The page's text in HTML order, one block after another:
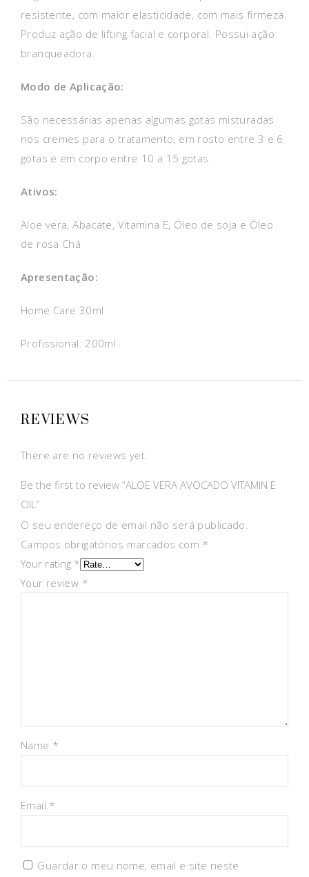
resistente, com maior elasticidade, com mais firmeza.
Produz ação de lifting facial e corporal. Possui ação
branqueadora.
Modo de Aplicação:
São necessárias apenas algumas gotas misturadas
nos cremes para o tratamento, em rosto entre 3 e 6
gotas e em corpo entre 10 a 15 gotas.
Ativos:
Aloe vera, Abacate, Vitamina E, Óleo de soja e Óleo
de rosa Chá
Apresentação:
Home Care 30ml
Profissional: 200ml
REVIEWS
There are no reviews yet.
Be the first to review “ALOE VERA AVOCADO VITAMIN E
OIL”
O seu endereço de email não será publicado.
Campos obrigatórios marcados com *
Your rating *
Your review *
Name *
Email *
Guardar o meu nome, email e site neste